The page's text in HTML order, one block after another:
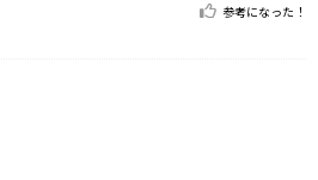
参考になった！